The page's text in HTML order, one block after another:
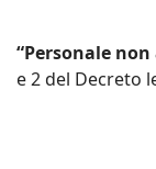
“Personale
e 2 del Decreto